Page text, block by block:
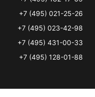
+7 (495) 021-25-26
+7 (495) 023-42-98
+7 (495) 431-00-33
+7 (495) 128-01-88